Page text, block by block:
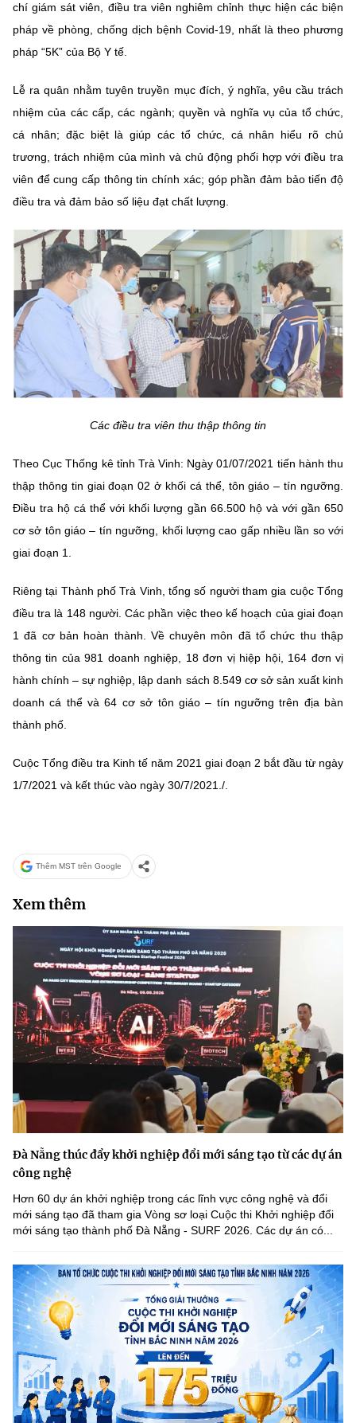
website này)
chí giám sát viên, điều tra viên nghiêm chỉnh thực hiện các biện
pháp về phòng, chống dịch bệnh Covid-19, nhất là theo phương
pháp “5K” của Bộ Y tế.
Lễ ra quân nhằm tuyên truyền mục đích, ý nghĩa, yêu cầu trách
nhiệm của các cấp, các ngành; quyền và nghĩa vụ của tổ chức,
cá nhân; đặc biệt là giúp các tổ chức, cá nhân hiểu rõ chủ
trương, trách nhiệm của mình và chủ động phối hợp với điều tra
viên để cung cấp thông tin chính xác; góp phần đảm bảo tiến độ
điều tra và đảm bảo số liệu đạt chất lượng.
Các điều tra viên thu thập thông tin
Theo Cục Thống kê tỉnh Trà Vinh: Ngày 01/07/2021 tiến hành thu
thập thông tin giai đoạn 02 ở khối cá thể, tôn giáo – tín ngưỡng.
Điều tra hộ cá thể với khối lượng gần 66.500 hộ và với gần 650
cơ sở tôn giáo – tín ngưỡng, khối lượng cao gấp nhiều lần so với
giai đoạn 1.
Riêng tại Thành phố Trà Vinh, tổng số người tham gia cuộc Tổng
điều tra là 148 người. Các phần việc theo kế hoạch của giai đoạn
1 đã cơ bản hoàn thành. Về chuyên môn đã tổ chức thu thập
thông tin của 981 doanh nghiệp, 18 đơn vị hiệp hội, 164 đơn vị
hành chính – sự nghiệp, lập danh sách 8.549 cơ sở sản xuất kinh
doanh cá thể và 64 cơ sở tôn giáo – tín ngưỡng trên địa bàn
thành phố.
Cuộc Tổng điều tra Kinh tế năm 2021 giai đoạn 2 bắt đầu từ ngày
1/7/2021 và kết thúc vào ngày 30/7/2021./.
Thêm MST trên Google
Xem thêm
Đà Nẵng thúc đẩy khởi nghiệp đổi mới sáng tạo từ các dự án
công nghệ
Hơn 60 dự án khởi nghiệp trong các lĩnh vực công nghệ và đổi
mới sáng tạo đã tham gia Vòng sơ loại Cuộc thi Khởi nghiệp đổi
mới sáng tạo thành phố Đà Nẵng - SURF 2026. Các dự án có...